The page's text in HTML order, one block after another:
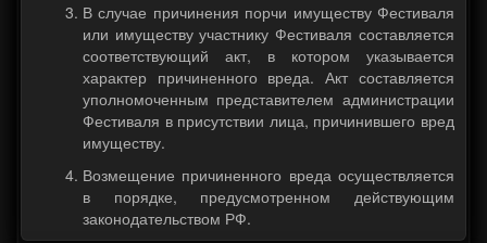
В случае причинения порчи имуществу Фестиваля
или имуществу участнику Фестиваля составляется
соответствующий акт, в котором указывается
характер причиненного вреда. Акт составляется
уполномоченным представителем администрации
Фестиваля в присутствии лица, причинившего вред
имуществу.
Возмещение причиненного вреда осуществляется
в порядке, предусмотренном действующим
законодательством РФ.